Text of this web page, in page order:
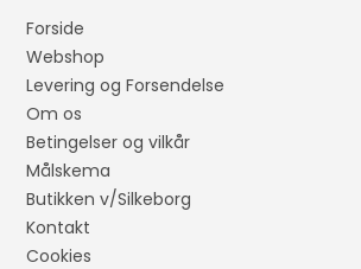
Forside
Webshop
Levering og Forsendelse
Om os
Betingelser og vilkår
Målskema
Butikken v/Silkeborg
Kontakt
Cookies